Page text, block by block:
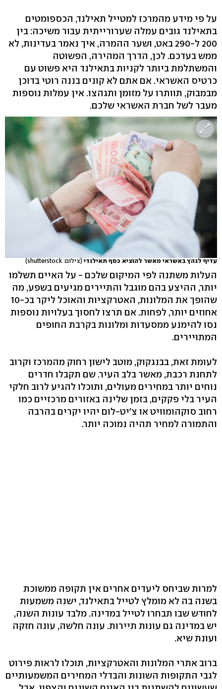
על פי מידע מהמרכז למטייל תאילנד, הכספומטים
בתאילנד גובים עמלה שערורייתית עבור משיכה: בין
200 ל-290 באט, ושער ההמרה, איך נאמר בעדינות, לא
ממש בעדכם. לכן, הדרך המהירה, הפשוטה
והמשתלמת ביותר לקניות בתאילנד היא פשוט עם
כרטיס האשראי. אם אתם לא קונים בננה רוטי בדוכן
מבמבוק, תוותרו על מזומן ותגהצו. אין עמלות נוספות
מעבר לשל חברת האשראי שלכם.
עדיף לגהץ באשראי מאשר להוציא כסף תאילנדי (צילום: shutterstock)
העלות משתנה לפי המיקום שלכם - על האיים תשלמו
יותר, ההיצע בהם מוגבל והתיירים מגיעים בשפע, מה
שהופך את המלונות, האטרקציות והאוכל ליקר בכ-10
אחוזים יותר, לפחות. אם תרצו לחסוך בעלויות נוספות
נסו להימנע ממסעדות ומלונות בקרבת החופים
המתויירים.
לעומת זאת, בבנגקוק, מוטב לישון רחוק מהמרכז וקרוב
לתחנת רכבת, מאשר בלב העיר. שם תקבלו חדרים
נוחים יותר במחירים מעולים, ותוכלו להגיע לרוב חלקי
העיר בלי פקקים, בזמן שלינה באזורים מרכזיים כמו
רחוב סוקהומוויט או צ'יט-לום יהיו יקרים בהרבה
והתמורה למחיר תהיה נמוכה יותר.
למרות שביחס ליעדים אחרים אין תקופה ממשוכת
בשנה בה לא מומלץ לטייל בתאילנד, ישנה משמעות
לחודש שבו תבחרו לטייל במדינה. מלבד עונות השנה,
יש במדינה גם עונות תיירות. עונה חלשה, עונה חזקה
ועונת שיא.
ברוב אתרי המלונות והאטרקציות, תוכלו לראות פירוט
לגבי התקופות השונות והבדלי המחירים המשמעותיים